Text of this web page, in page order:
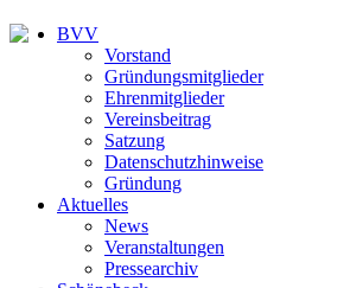
BVV
Vorstand
Gründungsmitglieder
Ehrenmitglieder
Vereinsbeitrag
Satzung
Datenschutzhinweise
Gründung
Aktuelles
News
Veranstaltungen
Pressearchiv